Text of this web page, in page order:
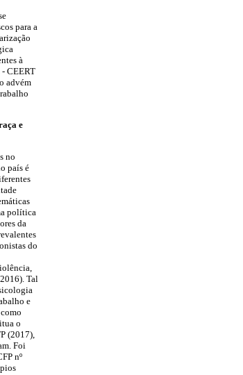
para a
à
- CEERT
advém
e
no
país é
política
da
do
Tal
e
o
(2017),
Foi
nº